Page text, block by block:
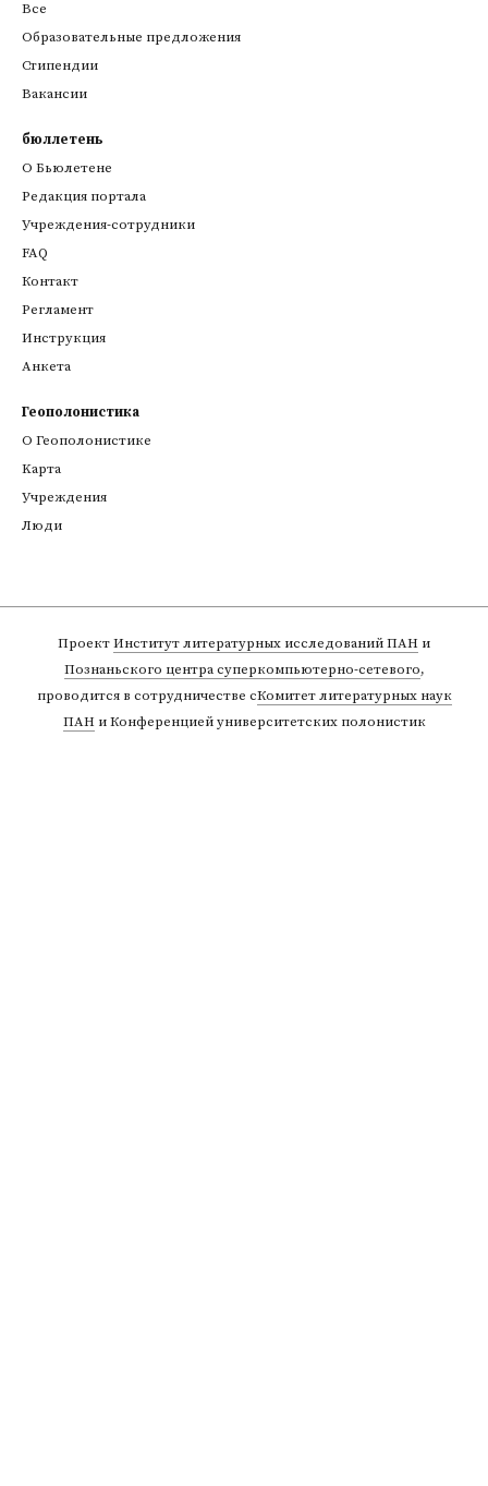
Все
Образовательные предложения
Стипендии
Вакансии
бюллетень
О Бьюлетене
Редакция портала
Учреждения-сотрудники
FAQ
Контакт
Регламент
Инструкция
Анкета
Геополонистика
О Геополонистике
Kарта
Учреждения
Люди
ПроектИнститут литературных исследований ПАН и
Познаньского центра суперкомпьютерно-сетевого,
проводится в сотрудничестве сКомитет литературных наук
ПАНи Конференцией университетских полонистик